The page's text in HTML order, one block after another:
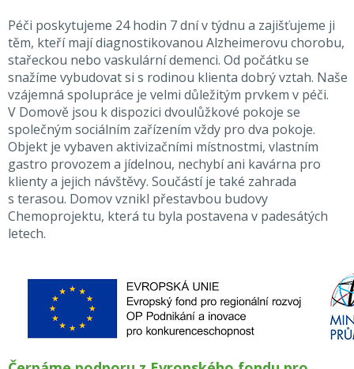
Péči poskytujeme 24 hodin 7 dní v týdnu a zajišťujeme ji
těm, kteří mají diagnostikovanou Alzheimerovu chorobu,
stařeckou nebo vaskulární demenci. Od počátku se
snažíme vybudovat si s rodinou klienta dobrý vztah. Naše
vzájemná spolupráce je velmi důležitým prvkem v péči.
V Domově jsou k dispozici dvoulůžkové pokoje se
společným sociálním zařízením vždy pro dva pokoje.
Objekt je vybaven aktivizačními místnostmi, vlastním
gastro provozem a jídelnou, nechybí ani kavárna pro
klienty a jejich návštěvy. Součástí je také zahrada
s terasou. Domov vznikl přestavbou budovy
Chemoprojektu, která tu byla postavena v padesátých
letech.